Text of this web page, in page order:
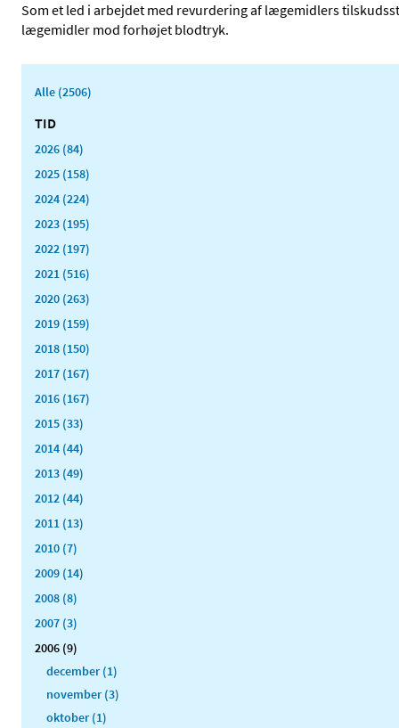
Som et led i arbejdet med revurdering af lægemidlers
lægemidler mod forhøjet blodtryk.
Alle (2506)
TID
2026 (84)
2025 (158)
2024 (224)
2023 (195)
2022 (197)
2021 (516)
2020 (263)
2019 (159)
2018 (150)
2017 (167)
2016 (167)
2015 (33)
2014 (44)
2013 (49)
2012 (44)
2011 (13)
2010 (7)
2009 (14)
2008 (8)
2007 (3)
2006 (9)
december (1)
november (3)
oktober (1)